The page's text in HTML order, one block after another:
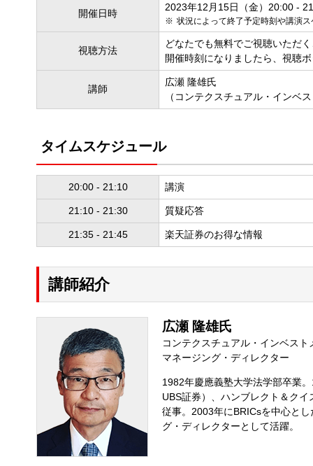
開催日時
2023年12月15日（金）20:00 -
状況によって終了予定時刻や講演
視聴方法
どなたでも無料でご視聴いただ
開催時刻になりましたら、視聴
講師
広瀬 隆雄氏
（コンテクスチュアル・イン
タイムスケジュール
20:00 - 21:10 講演
21:10 - 21:30 質疑応答
21:35 - 21:45 楽天証券のお得な情報
講師紹介
広瀬 隆雄氏
コンテクスチュアル・インベスト
マネージング・ディレクター
1982年慶應義塾大学法学部卒業
UBS証券）、ハンブレクト＆ク
従事。2003年にBRICsを中心と
グ・ディレクターとして活躍。